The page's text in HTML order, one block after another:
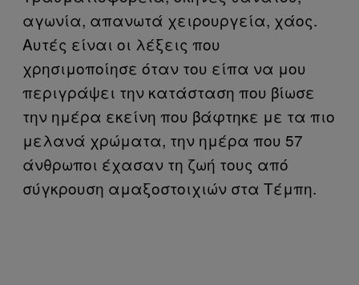
αγωνία, απανωτά χειρουργεία, χάος.
Αυτές είναι οι λέξεις που
χρησιμοποίησε όταν του είπα να μου
περιγράψει την κατάσταση που βίωσε
την ημέρα εκείνη που βάφτηκε με τα πιο
μελανά χρώματα, την ημέρα που 57
άνθρωποι έχασαν τη ζωή τους από
σύγκρουση αμαξοστοιχιών στα Τέμπη.